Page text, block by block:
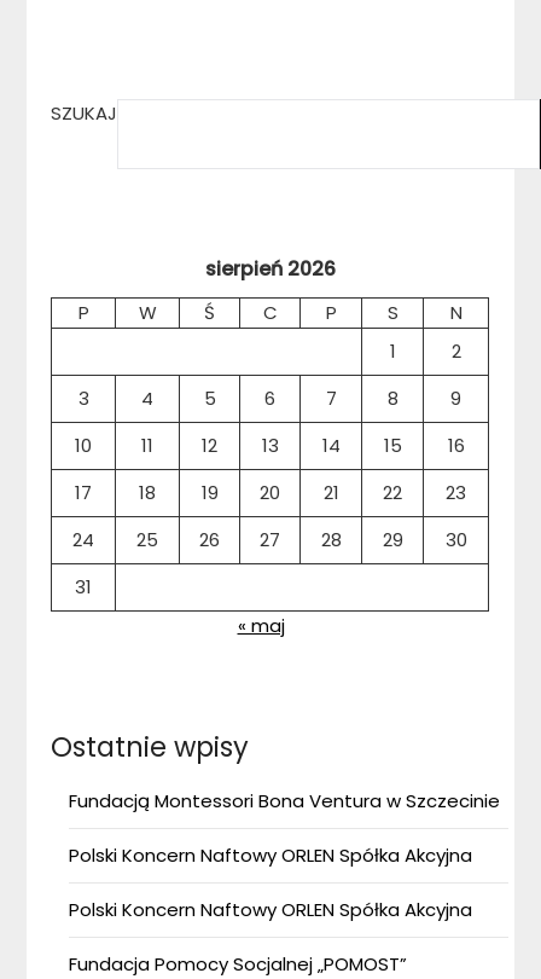
SZUKAJ
sierpień 2026
P W Ś C P S
N
1
2
3
4 5 6 7 8
9
10
11 12 13 14 15
16
17
18 19 20 21 22
23
24
25 26 27 28 29
30
31
« maj
Ostatnie wpisy
Fundacją Montessori Bona Ventura w Szczecinie
Polski Koncern Naftowy ORLEN Spółka Akcyjna
Polski Koncern Naftowy ORLEN Spółka Akcyjna
Fundacja Pomocy Socjalnej „POMOST”